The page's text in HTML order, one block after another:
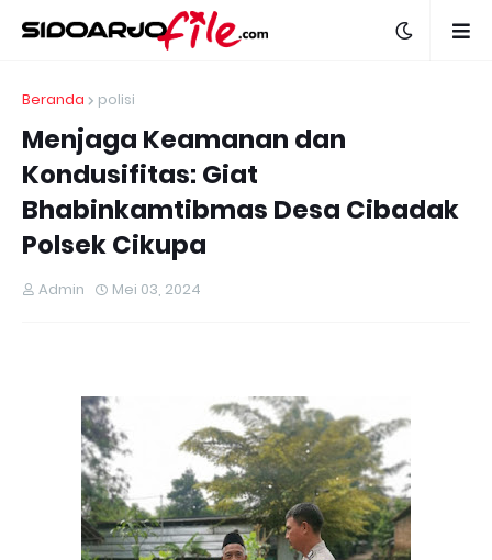
Beranda polisi
Menjaga Keamanan dan
Kondusifitas: Giat
Bhabinkamtibmas Desa Cibadak
Polsek Cikupa
Admin Mei 03, 2024